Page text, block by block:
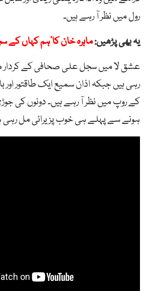
رول میں نظر آ رہے ہیں۔
یہ بھی پڑھیں:ماہرہ خان کا’ہم کہاں کے
عشق لا میں سجل علی صحافی کے
رہی ہیں جبکہ اذان سمیع ایک طاقتور
کے روپ میں نظر آ رہے ہیں۔ دونوں کی
ہونے سے پہلے ہی خوب پزیرائی مل